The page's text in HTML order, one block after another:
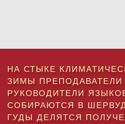
НА СТЫКЕ
ЗИМЫ ПРЕПОДАВАТЕЛИ
РУКОВОДИТЕЛИ
СОБИРАЮТСЯ В
ГУДЫ ДЕЛЯТСЯ